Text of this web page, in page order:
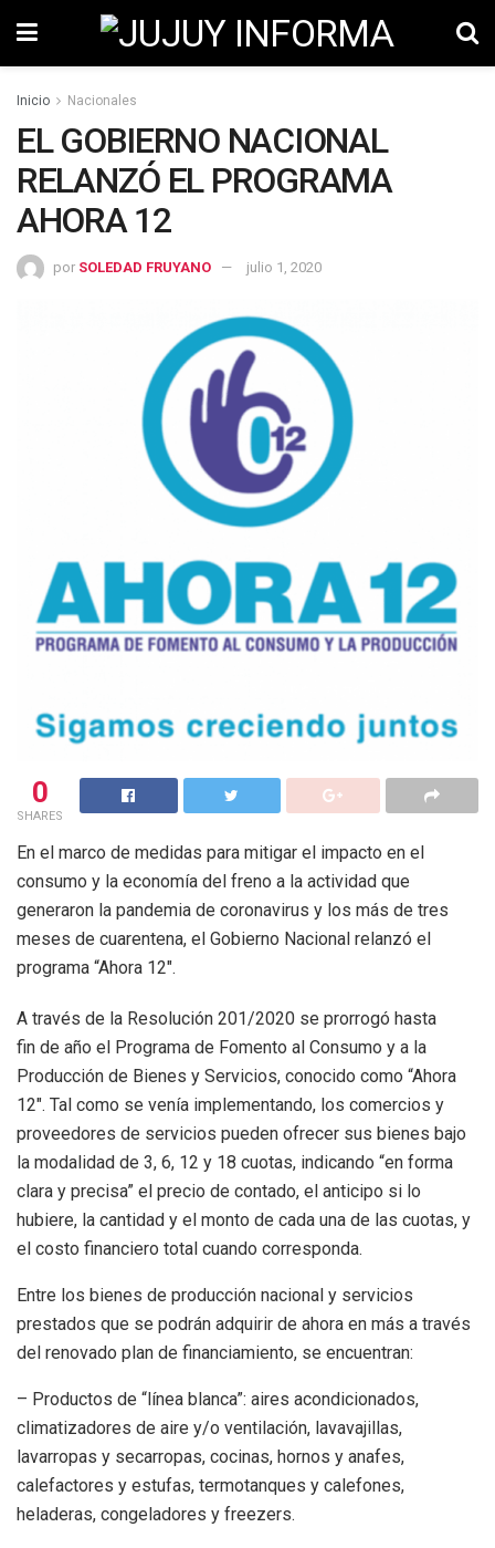
Inicio Nacionales
EL GOBIERNO NACIONAL
RELANZÓ EL PROGRAMA
AHORA 12
por SOLEDAD FRUYANO julio 1, 2020
0
SHARES
En el marco de medidas para mitigar el impacto en el
consumo y la economía del freno a la actividad que
generaron la pandemia de coronavirus y los más de tres
meses de cuarentena, el Gobierno Nacional relanzó el
programa “Ahora 12″.
A través de la Resolución 201/2020 se prorrogó hasta
fin de año el Programa de Fomento al Consumo y a la
Producción de Bienes y Servicios, conocido como “Ahora
12″. Tal como se venía implementando, los comercios y
proveedores de servicios pueden ofrecer sus bienes bajo
la modalidad de 3, 6, 12 y 18 cuotas, indicando “en forma
clara y precisa” el precio de contado, el anticipo si lo
hubiere, la cantidad y el monto de cada una de las cuotas, y
el costo financiero total cuando corresponda.
Entre los bienes de producción nacional y servicios
prestados que se podrán adquirir de ahora en más a través
del renovado plan de financiamiento, se encuentran:
– Productos de “línea blanca”: aires acondicionados,
climatizadores de aire y/o ventilación, lavavajillas,
lavarropas y secarropas, cocinas, hornos y anafes,
calefactores y estufas, termotanques y calefones,
heladeras, congeladores y freezers.